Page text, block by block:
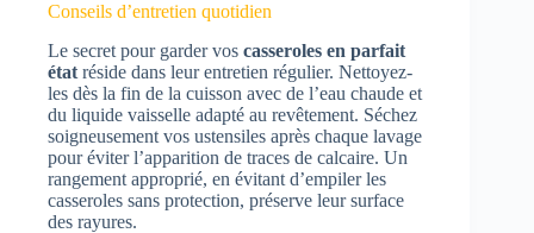
Conseils d’entretien quotidien
Le secret pour garder vos casseroles en parfait
état réside dans leur entretien régulier. Nettoyez-
les dès la fin de la cuisson avec de l’eau chaude et
du liquide vaisselle adapté au revêtement. Séchez
soigneusement vos ustensiles après chaque lavage
pour éviter l’apparition de traces de calcaire. Un
rangement approprié, en évitant d’empiler les
casseroles sans protection, préserve leur surface
des rayures.